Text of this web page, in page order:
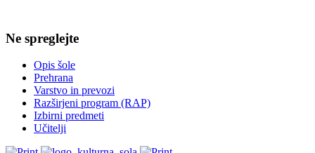
Ne spreglejte
Opis šole
Prehrana
Varstvo in prevozi
Razširjeni program (RAP)
Izbirni predmeti
Učitelji